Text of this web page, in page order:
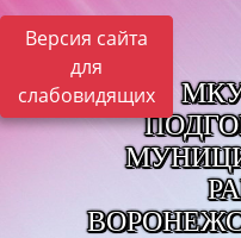
Версия сайта
для
слабовидящих